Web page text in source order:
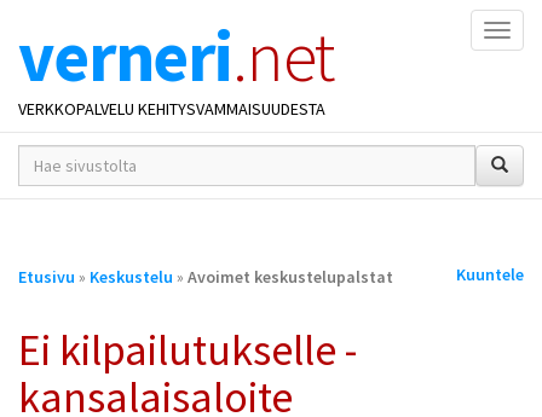
verneri.net
VERKKOPALVELU KEHITYSVAMMAISUUDESTA
hakusana(t)
*
Olet
Etusivu » Keskustelu » Avoimet keskustelupalstat Kuuntele
Ei kilpailutukselle -
kansalaisaloite